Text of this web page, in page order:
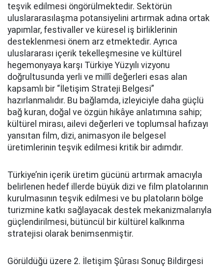
teşvik edilmesi öngörülmektedir. Sektörün
uluslararasılaşma potansiyelini artırmak adına ortak
yapımlar, festivaller ve küresel iş birliklerinin
desteklenmesi önem arz etmektedir. Ayrıca
uluslararası içerik tekelleşmesine ve kültürel
hegemonyaya karşı Türkiye Yüzyılı vizyonu
doğrultusunda yerli ve millî değerleri esas alan
kapsamlı bir “İletişim Strateji Belgesi”
hazırlanmalıdır. Bu bağlamda, izleyiciyle daha güçlü
bağ kuran, doğal ve özgün hikâye anlatımına sahip;
kültürel mirası, ailevi değerleri ve toplumsal hafızayı
yansıtan film, dizi, animasyon ile belgesel
üretimlerinin teşvik edilmesi kritik bir adımdır.
Türkiye’nin içerik üretim gücünü artırmak amacıyla
belirlenen hedef illerde büyük dizi ve film platolarının
kurulmasının teşvik edilmesi ve bu platoların bölge
turizmine katkı sağlayacak destek mekanizmalarıyla
güçlendirilmesi, bütüncül bir kültürel kalkınma
stratejisi olarak benimsenmiştir.
Görüldüğü üzere 2. İletişim Şûrası Sonuç Bildirgesi